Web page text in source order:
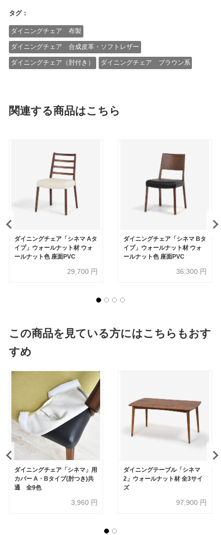
タグ：
ダイニングチェア 布製
ダイニングチェア 合成皮革・ソフトレザー
ダイニングチェア（肘付き） ダイニングチェア ブラウン系
関連する商品はこちら
ダイニングチェア「シネマ Aタ
イプ」ウォールナット材 ウォ
ールナット色 座面PVC
29,700 円
ダイニングチェア「シネマ Bタ
イプ」ウォールナット材 ウォ
ールナット色 座面PVC
36,300 円
この商品を見ている方にはこちらもおす
すめ
ダイニングチェア「シネマ」用
カバー A・Bタイプ(肘つき)共
通 全9色
3,960 円
ダイニングテーブル「シネマ
2」ウォールナット材 全3サイ
ズ
97,900 円